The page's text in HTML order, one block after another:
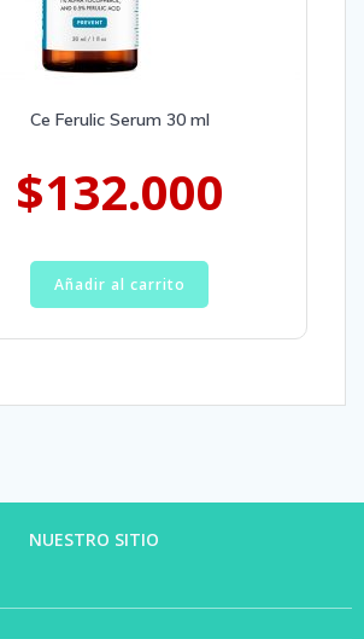
Ce Ferulic Serum 30 ml
$132.000
Añadir al carrito
NUESTRO SITIO